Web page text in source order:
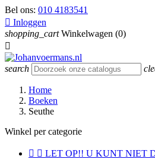
Bel ons: 010 4183541
 Inloggen
shopping_cart Winkelwagen (0)

search
Home
Boeken
Seuthe
Winkel per categorie
  LET OP!! U KUNT NIET